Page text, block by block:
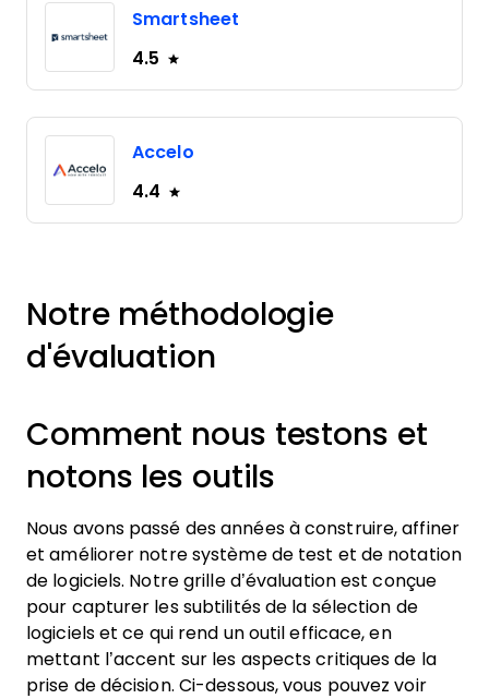
Smartsheet
4.5
Accelo
4.4
Notre méthodologie
d'évaluation
Comment nous testons et
notons les outils
Nous avons passé des années à construire, affiner
et améliorer notre système de test et de notation
de logiciels. Notre grille d’évaluation est conçue
pour capturer les subtilités de la sélection de
logiciels et ce qui rend un outil efficace, en
mettant l’accent sur les aspects critiques de la
prise de décision. Ci-dessous, vous pouvez voir